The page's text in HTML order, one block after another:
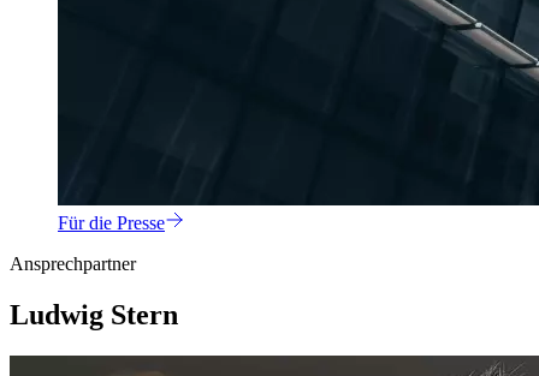
Für die Presse
Ansprechpartner
Ludwig Stern